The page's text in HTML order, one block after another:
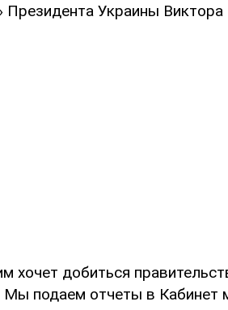
Президента Украины
хочет добиться
Мы подаем отчеты в Кабинет